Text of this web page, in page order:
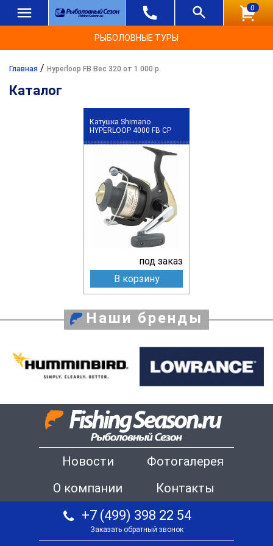
0
РЫБОЛОВНЫЕ ТУРЫ
Главная / Hyperloop FB Вес 320 от 1 000 р.
Каталог
Катушка Shimano
HYPERLOOP 4000 FB CP
под заказ
В корзину
Наши бренды
Новости
Фотогалерея
О компании
Контакты
+7 (499) 398 22 54
Заказать обратный звонок